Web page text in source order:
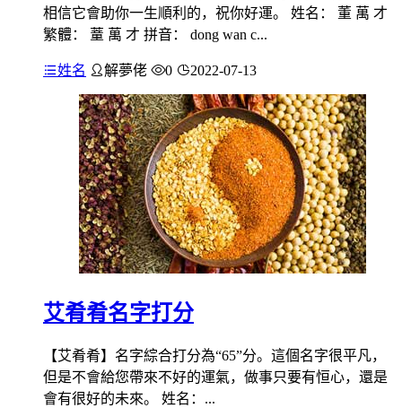
相信它會助你一生順利的，祝你好運。 姓名： 董 萬 才
繁體： 蕫 萬 才 拼音： dong wan c...
姓名 解夢佬 0 2022-07-13
艾肴肴名字打分
【艾肴肴】名字綜合打分為“65”分。這個名字很平凡，
但是不會給您帶來不好的運氣，做事只要有恒心，還是
會有很好的未來。 姓名：...